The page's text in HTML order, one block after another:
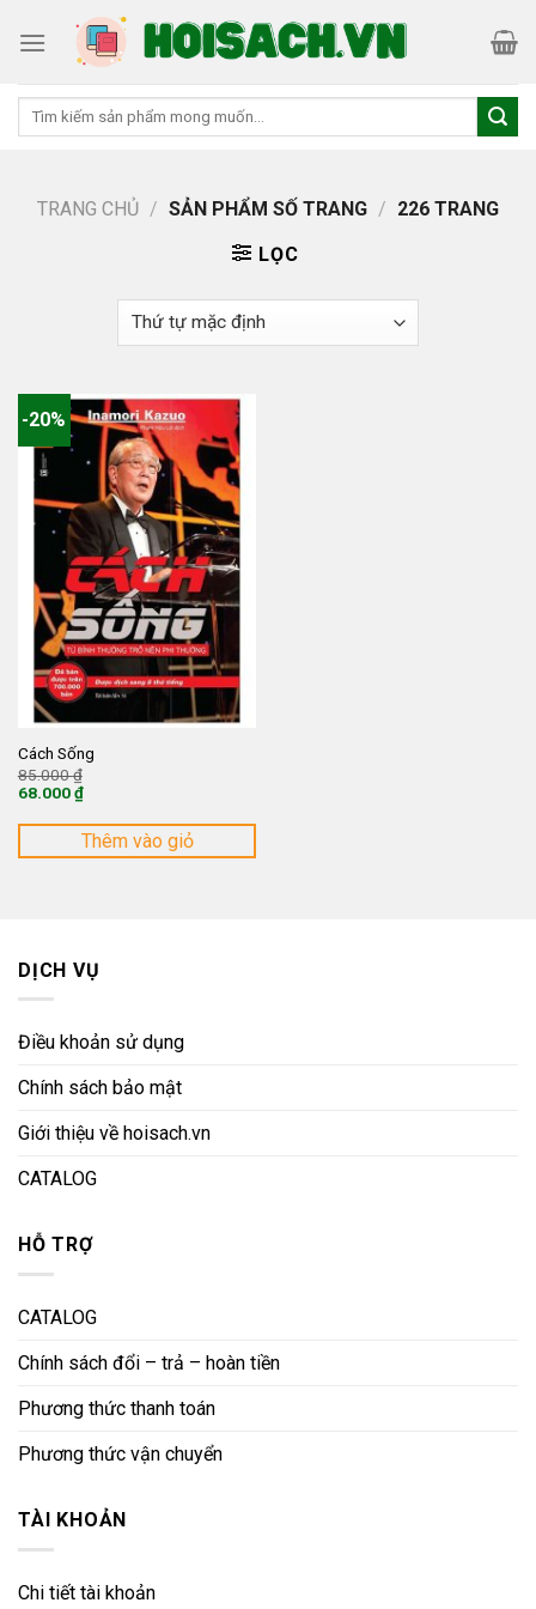
Tìm
TRANG CHỦ / SẢN PHẨM SỐ TRANG / 226 TRANG
LỌC
-20%
Cách Sống
85.000₫
85.000 ₫.
68.000₫
hiện
là:
Thêm vào giỏ
DỊCH VỤ
Điều khoản sử dụng
Chính sách bảo mật
Giới thiệu về hoisach.vn
CATALOG
HỖ TRỢ
CATALOG
Chính sách đổi – trả – hoàn tiền
Phương thức thanh toán
Phương thức vận chuyển
TÀI KHOẢN
Chi tiết tài khoản